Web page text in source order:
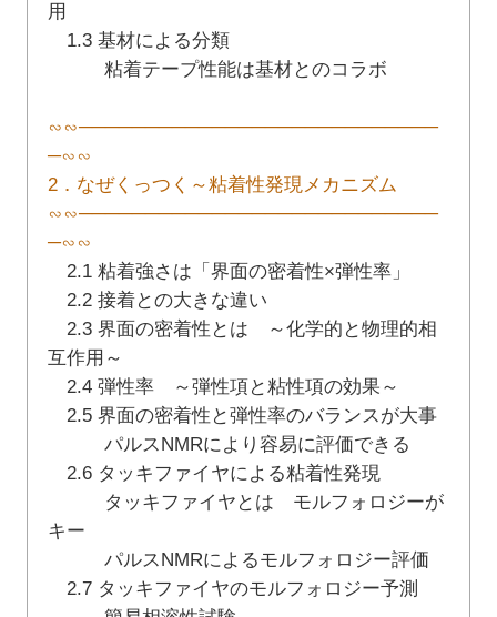
用
1.3 基材による分類
粘着テープ性能は基材とのコラボ
∽∽───────────────────────────
─∽∽
2．なぜくっつく～粘着性発現メカニズム
∽∽───────────────────────────
─∽∽
2.1 粘着強さは「界面の密着性×弾性率」
2.2 接着との大きな違い
2.3 界面の密着性とは ～化学的と物理的相
互作用～
2.4 弾性率 ～弾性項と粘性項の効果～
2.5 界面の密着性と弾性率のバランスが大事
パルスNMRにより容易に評価できる
2.6 タッキファイヤによる粘着性発現
タッキファイヤとは モルフォロジーが
キー
パルスNMRによるモルフォロジー評価
2.7 タッキファイヤのモルフォロジー予測